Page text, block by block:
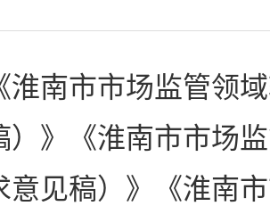
淮南市市场监管领
》《淮南市市场
见稿）》《淮南